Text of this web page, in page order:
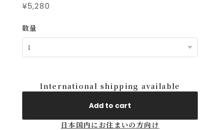
¥5,280
数量
International shipping available
Add to cart
日本国内にお住まいの方向け